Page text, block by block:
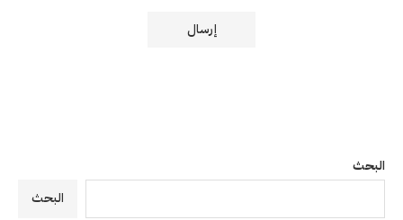
البحث
البحث